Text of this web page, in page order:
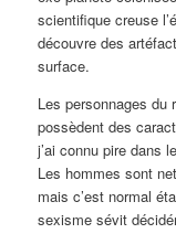
scientifique creuse
découvre des
surface.
Les personnages du
possèdent des
j’ai connu pire dans
Les hommes sont
mais c’est normal
sexisme sévit